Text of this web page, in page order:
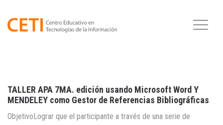
TALLER APA 7MA. edición usando Microsoft Word Y
MENDELEY como Gestor de Referencias Bibliográficas
ObjetivoLograr que el participante a través de una serie de